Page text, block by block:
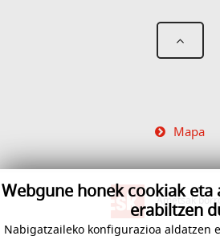
Webgune honek cookiak
erabiltzen
Nabigatzaileko konfigurazioa aldatzen
Mapa
Ametsak